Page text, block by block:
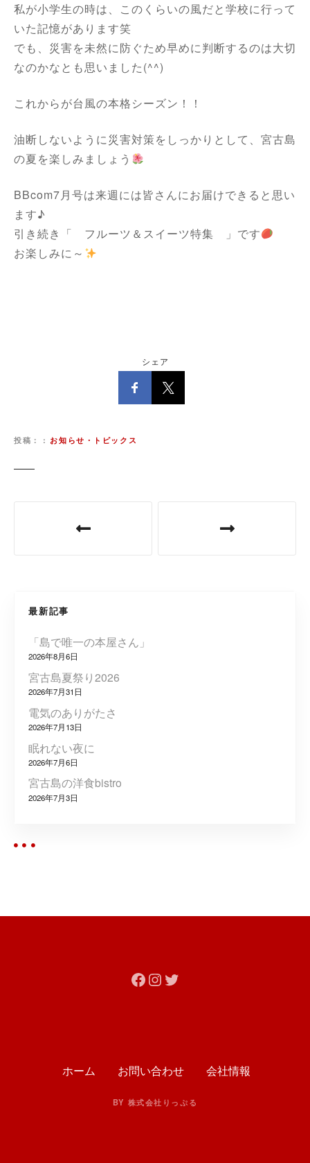
私が小学生の時は、このくらいの風だと学校に行って
いた記憶があります笑
でも、災害を未然に防ぐため早めに判断するのは大切
なのかなとも思いました(^^)
これからが台風の本格シーズン！！
油断しないように災害対策をしっかりとして、宮古島
の夏を楽しみましょう
BBcom7月号は来週には皆さんにお届けできると思い
ます♪
引き続き「 フルーツ＆スイーツ特集 」です
お楽しみに～
シェア
投稿： お知らせ・トピックス
ゲ
ー
シ
ョ
ン
最新記事
「島で唯一の本屋さん」
2026年8月6日
宮古島夏祭り2026
2026年7月31日
電気のありがたさ
2026年7月13日
眠れない夜に
2026年7月6日
宮古島の洋食bistro
2026年7月3日
Facebook Instagram Twitter
ホーム お問い合わせ 会社情報
BY 株式会社りっぷる